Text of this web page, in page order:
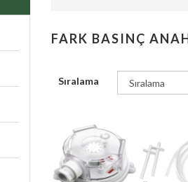
FARK BASINÇ
Sıralama